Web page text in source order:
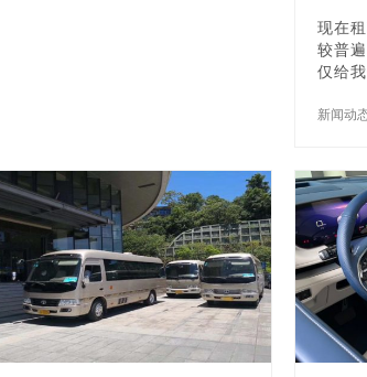
在公司的运营中，他们要处…
现在
较普
仅给
轻人
一、
司手
等各
司租
车公
公司
租赁
的手
成本
新闻动